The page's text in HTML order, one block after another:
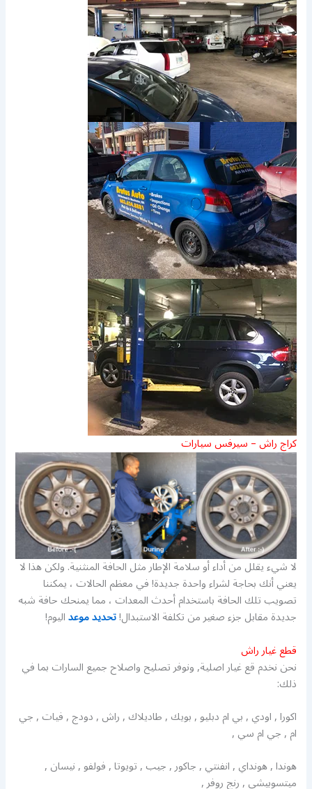
كراج راش – سيرفس سيارات
لا شيء يقلل من أداء أو سلامة الإطار مثل الحافة المنثنية. ولكن هذا لا
يعني أنك بحاجة لشراء واحدة جديدة! في معظم الحالات ، يمكننا
تصويب تلك الحافة باستخدام أحدث المعدات ، مما يمنحك حافة شبه
جديدة مقابل جزء صغير من تكلفة الاستبدال!تحديد موعداليوم!
قطع غيار راش
نحن نخدم قع غيار اصلية, ونوفر تصليح واصلاح جميع السارات بما في
ذلك:
اكورا , اودي , بي ام دبليو , بويك , طاديلاك , راش , دودج , فيات , جي
ام , جي ام سي ,
هوندا , هونداي , انفنتي , جاكور , جيب , تويوتا , فولفو , نيسان ,
ميتسوبيشي , رنج روفر ,